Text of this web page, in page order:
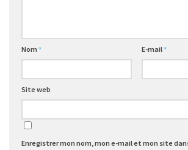
Nom * E-mail*
Site web
Enregistrer mon nom, mon e-mail et mon site